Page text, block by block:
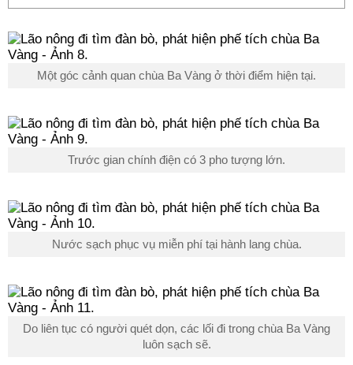
Một góc cảnh quan chùa Ba Vàng ở thời điểm hiện tại.
Trước gian chính điện có 3 pho tượng lớn.
Nước sạch phục vụ miễn phí tại hành lang chùa.
Do liên tục có người quét dọn, các lối đi trong chùa Ba Vàng
luôn sạch sẽ.